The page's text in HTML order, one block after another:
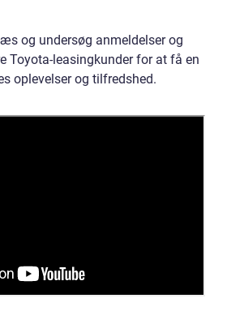
og undersøg anmeldelser og
Toyota-leasingkunder for at få en
oplevelser og tilfredshed.